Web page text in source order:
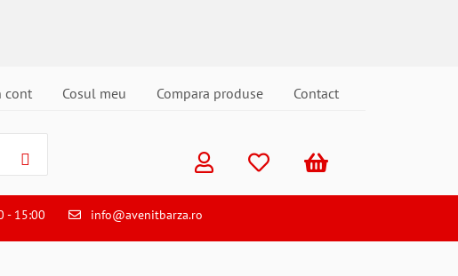
cont Cosul meu Compara produse Contact
- 15:00 info@avenitbarza.ro